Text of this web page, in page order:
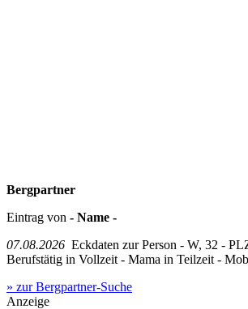
Bergpartner
Eintrag von - Name -
07.08.2026 Eckdaten zur Person - W, 32 -
Berufstätig in Vollzeit - Mama in Teilzeit -
» zur Bergpartner-Suche
Anzeige